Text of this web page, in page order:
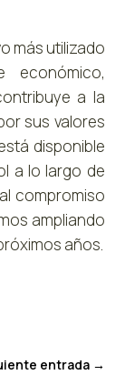
más utilizado
económico,
a la
sus valores
disponible
a lo largo de
compromiso
ampliando
años.
entrada→